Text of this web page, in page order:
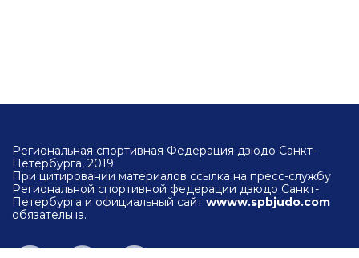
Региональная спортивная Федерация дзюдо Санкт-
Петербурга, 2019.
При цитировании материалов ссылка на пресс-службу
Региональной спортивной федерации дзюдо Санкт-
Петербурга и официальный сайт wwww.spbjudo.com
обязательна.